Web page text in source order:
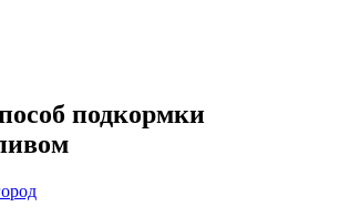
подкормки